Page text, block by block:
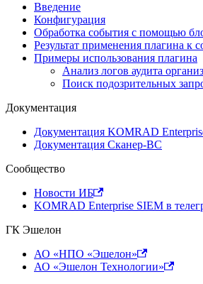
Введение
Конфигурация
Обработка события с помощью
Результат применения плагина к
Примеры использования плагина
Анализ логов аудита
Поиск подозрительных
Документация
Документация KOMRAD
Документация Сканер-ВС
Сообщество
Новости ИБ
KOMRAD Enterprise SIEM в
ГК Эшелон
АО «НПО «Эшелон»
АО «Эшелон Технологии»